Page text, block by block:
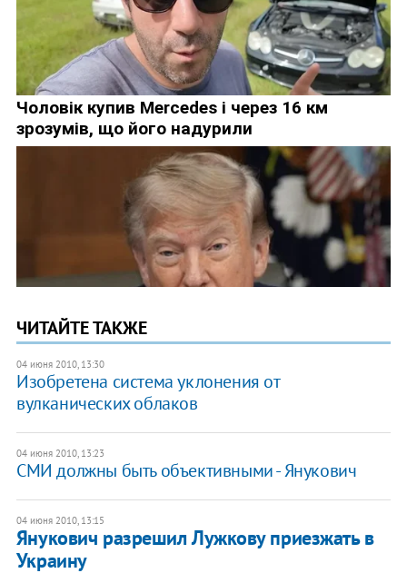
ЧИТАЙТЕ ТАКЖЕ
04 июня 2010, 13:30
Изобретена система уклонения от
вулканических облаков
04 июня 2010, 13:23
СМИ должны быть объективными - Янукович
04 июня 2010, 13:15
Янукович разрешил Лужкову приезжать в
Украину